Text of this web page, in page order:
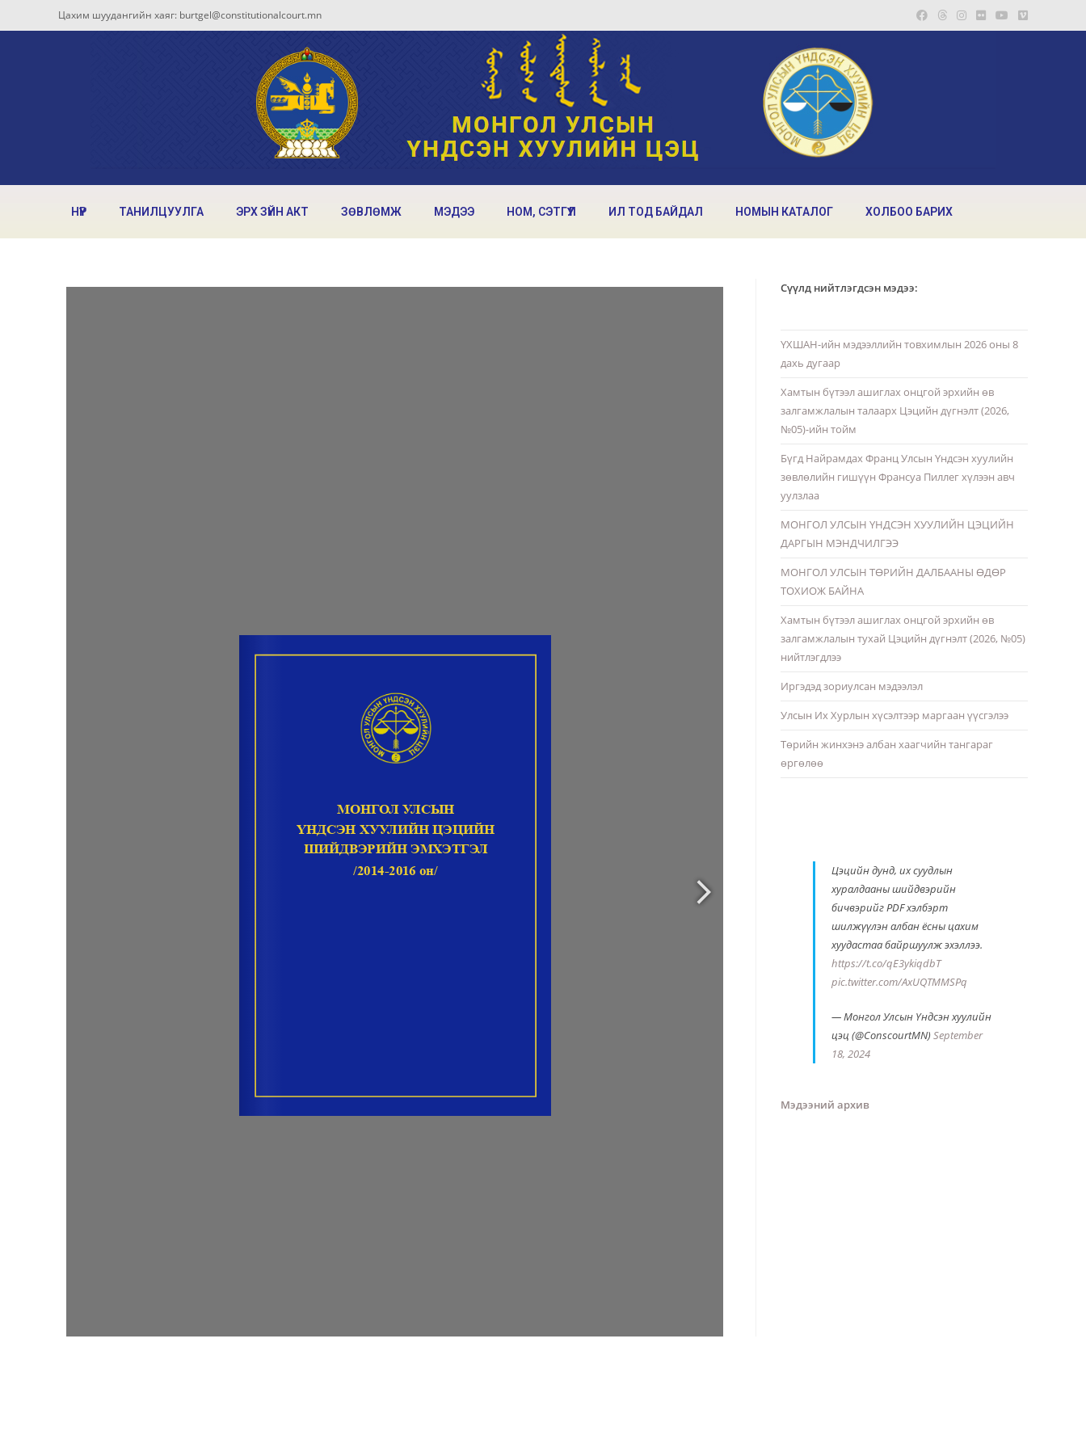
Цахим шуудангийн хаяг: burtgel@constitutionalcourt.mn
НҮҮР ТАНИЛЦУУЛГА ЭРХ ЗҮЙН АКТ ЗӨВЛӨМЖ МЭДЭЭ НОМ, СЭТГҮҮЛ ИЛ ТОД БАЙДАЛ НОМЫН КАТАЛОГ ХОЛБОО БАРИХ
Сүүлд нийтлэгдсэн мэдээ:
ҮХШАН-ийн мэдээллийн товхимлын 2026 оны 8
дахь дугаар
Хамтын бүтээл ашиглах онцгой эрхийн өв
залгамжлалын талаарх Цэцийн дүгнэлт (2026,
№05)-ийн тойм
Бүгд Найрамдах Франц Улсын Үндсэн хуулийн
зөвлөлийн гишүүн Франсуа Пиллег хүлээн авч
уулзлаа
МОНГОЛ УЛСЫН ҮНДСЭН ХУУЛИЙН ЦЭЦИЙН
ДАРГЫН МЭНДЧИЛГЭЭ
МОНГОЛ УЛСЫН ТӨРИЙН ДАЛБААНЫ ӨДӨР
ТОХИОЖ БАЙНА
Хамтын бүтээл ашиглах онцгой эрхийн өв
залгамжлалын тухай Цэцийн дүгнэлт (2026, №05)
нийтлэгдлээ
Иргэдэд зориулсан мэдээлэл
Улсын Их Хурлын хүсэлтээр маргаан үүсгэлээ
Төрийн жинхэнэ албан хаагчийн тангараг
өргөлөө
Цэцийн дунд, их суудлын
хуралдааны шийдвэрийн
бичвэрийг PDF хэлбэрт
шилжүүлэн албан ёсны цахим
хуудастаа байршуулж эхэллээ.
https://t.co/qE3ykiqdbT
pic.twitter.com/AxUQTMMSPq
— Монгол Улсын Үндсэн хуулийн
цэц (@ConscourtMN)September
18, 2024
Мэдээний архив